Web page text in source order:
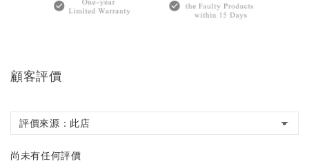
顧客評價
尚未有任何評價